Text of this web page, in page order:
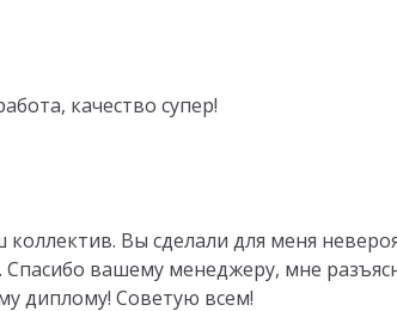
качество супер!
Вы сделали для меня
Спасибо вашему менеджеру, мне
диплому! Советую всем!